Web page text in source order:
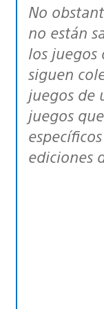
No obstante, algunos coleccionistas
no están
los juegos
siguen
juegos de
juegos
ediciones